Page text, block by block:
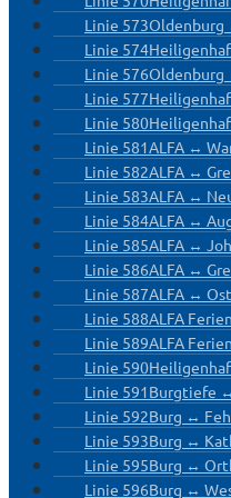
Linie 573Oldenburg
Linie 574
Linie 576
Linie 577
Linie 580
Linie 581ALFA ↔
Linie 582ALFA ↔
Linie 583ALFA ↔
Linie 584ALFA ↔
Linie 585ALFA ↔
Linie 586ALFA ↔
Linie 587ALFA ↔
Linie 588ALFA
Linie 589ALFA
Linie 590
Linie 591Burgtiefe
Linie 592Burg ↔
Linie 593Burg ↔
Linie 595Burg ↔
Linie 596Burg ↔